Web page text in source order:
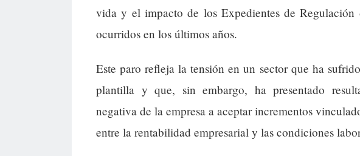
vida y el impacto de los Expedientes de
ocurridos en los últimos años.
Este paro refleja la tensión en un sector que ha
plantilla y que, sin embargo, ha presentado
negativa de la empresa a aceptar incrementos
entre la rentabilidad empresarial y las condiciones